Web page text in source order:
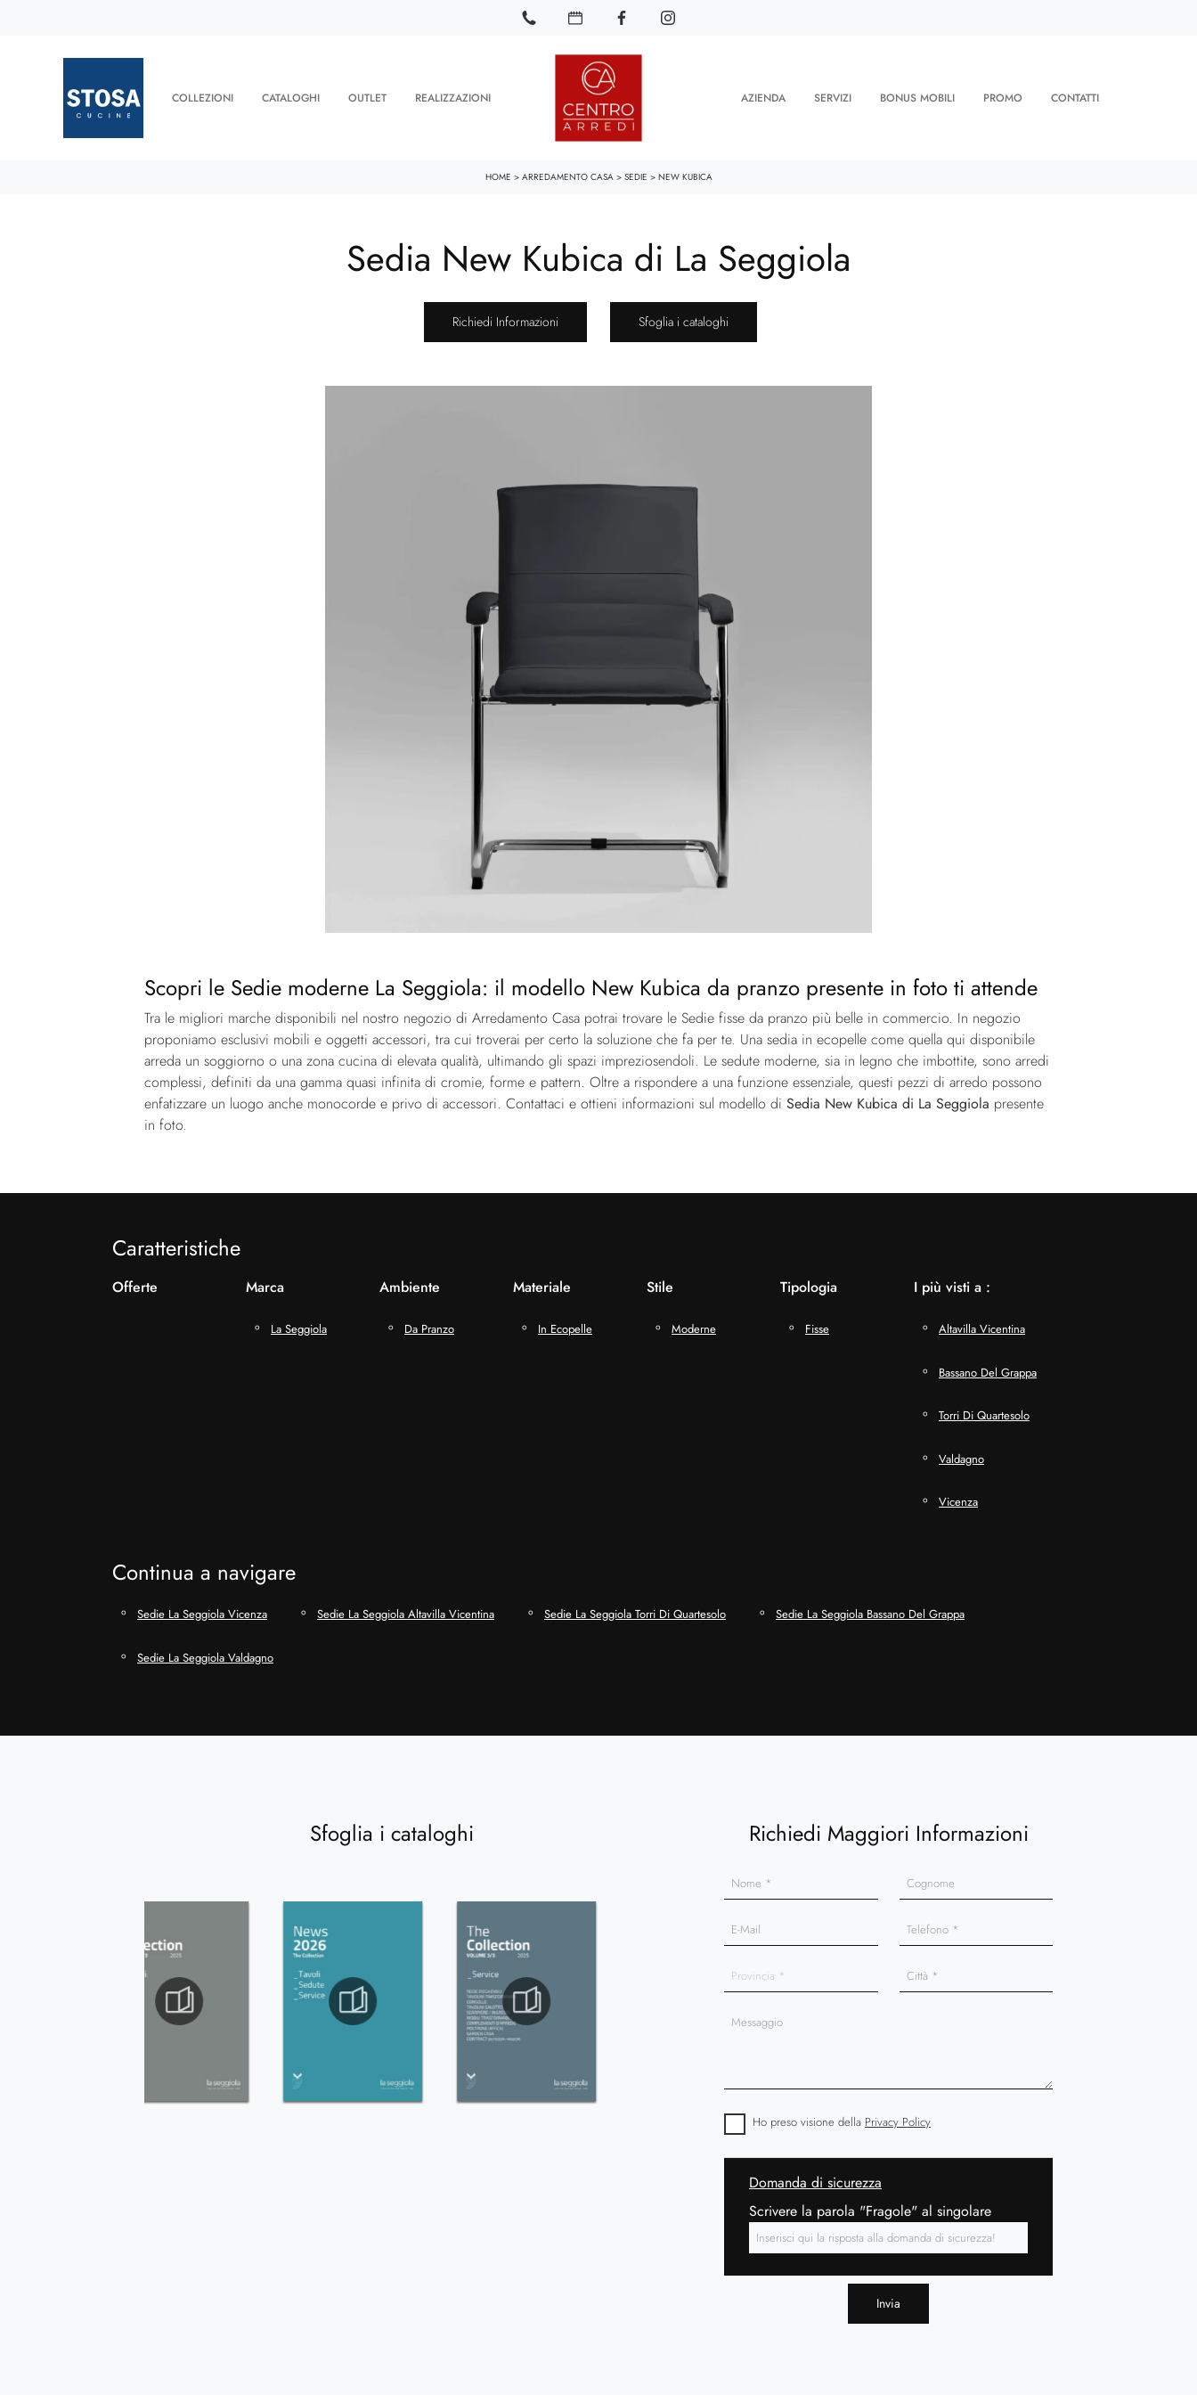
COLLEZIONI CATALOGHI OUTLET REALIZZAZIONI AZIENDA SERVIZI BONUS MOBILI PROMO CONTATTI
HOME > ARREDAMENTO CASA> SEDIE > NEW KUBICA
Sedia New Kubica di La Seggiola
Richiedi Informazioni Sfoglia i cataloghi
Scopri le Sedie moderne La Seggiola: il modello New Kubica da pranzo presente in foto ti attende
Tra le migliori marche disponibili nel nostro negozio di Arredamento Casa potrai trovare le Sedie fisse da pranzo più belle in commercio. In negozio
proponiamo esclusivi mobili e oggetti accessori, tra cui troverai per certo la soluzione che fa per te. Una sedia in ecopelle come quella qui disponibile
arreda un soggiorno o una zona cucina di elevata qualità, ultimando gli spazi impreziosendoli. Le sedute moderne, sia in legno che imbottite, sono arredi
complessi, definiti da una gamma quasi infinita di cromie, forme e pattern. Oltre a rispondere a una funzione essenziale, questi pezzi di arredo possono
enfatizzare un luogo anche monocorde e privo di accessori. Contattaci e ottieni informazioni sul modello di Sedia New Kubica di La Seggiola presente
in foto.
Caratteristiche
Offerte Marca
La Seggiola
Ambiente
Da Pranzo
Materiale
In Ecopelle
Stile
Moderne
Tipologia
Fisse
I più visti a :
Altavilla Vicentina
Bassano Del Grappa
Torri Di Quartesolo
Valdagno
Vicenza
Continua a navigare
Sedie La Seggiola Vicenza Sedie La Seggiola Altavilla Vicentina Sedie La Seggiola Torri Di Quartesolo Sedie La Seggiola Bassano Del Grappa
Sedie La Seggiola Valdagno
Sfoglia i cataloghi Richiedi Maggiori Informazioni
Ho preso visione della Privacy Policy
Domanda di sicurezza
Scrivere la parola "Fragole" al singolare
Invia